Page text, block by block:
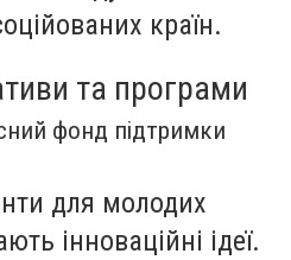
країн.
та програми
фонд підтримки
для молодих
інноваційні ідеї.